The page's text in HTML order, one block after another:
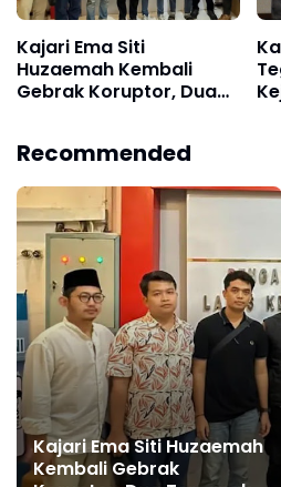
Kajari Ema Siti
Huzaemah Kembali
Gebrak Koruptor, Dua
Langsung Dijebloskan
ke Penjara
Recommended
Kajari Ema Siti Huzaemah
Kembali Gebrak